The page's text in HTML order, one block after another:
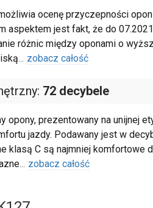
ocenę przyczepności
aspektem jest fakt, że do
różnic między oponami o
... zobacz całość
72 decybele
opony, prezentowany na unijnej
jazdy. Podawany jest w
klasą C są najmniej
... zobacz całość